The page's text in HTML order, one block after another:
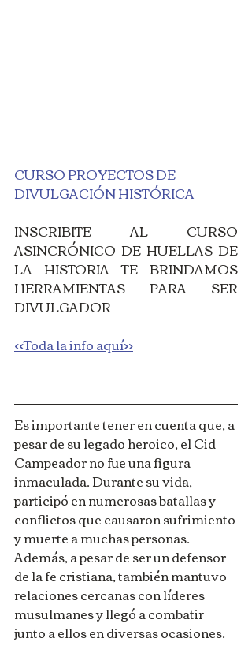
CURSO PROYECTOS DE
DIVULGACIÓN HISTÓRICA
INSCRIBITE AL CURSO
ASINCRÓNICO DE HUELLAS DE
LA HISTORIA TE BRINDAMOS
HERRAMIENTAS PARA SER
DIVULGADOR
<<Toda la info aquí>>
Es importante tener en cuenta que, a
pesar de su legado heroico, el Cid
Campeador no fue una figura
inmaculada. Durante su vida,
participó en numerosas batallas y
conflictos que causaron sufrimiento
y muerte a muchas personas.
Además, a pesar de ser un defensor
de la fe cristiana, también mantuvo
relaciones cercanas con líderes
musulmanes y llegó a combatir
junto a ellos en diversas ocasiones.